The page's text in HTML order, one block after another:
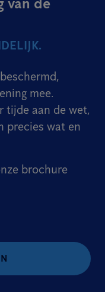
mee.
tijde aan de wet,
precies wat en
brochure